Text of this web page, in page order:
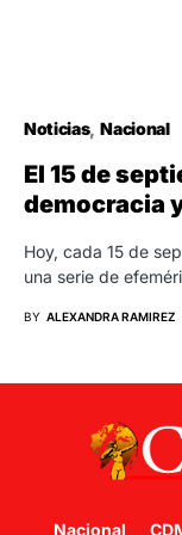
Noticias Nacional
El 15 de
democracia
Hoy, cada 15 de
una serie de
BY ALEXANDRA RAMIREZ
Nacional